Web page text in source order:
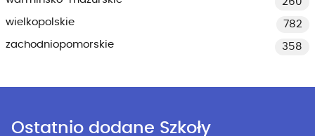
wielkopolskie
782
zachodniopomorskie
358
Ostatnio dodane Szkoły